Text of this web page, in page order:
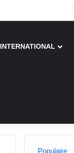
INTERNATIONAL
Populaire